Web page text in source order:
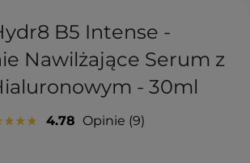
B5 Intense -
Nawilżające Serum z
- 30ml
4.78 Opinie 9